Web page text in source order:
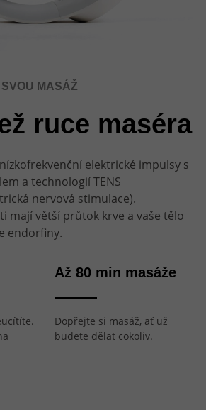
MASÁŽ
ruce maséra
elektrické impulsy s
a technologií TENS
nervová stimulace).
mají větší průtok krve a vaše tělo
endorfiny.
Až 80 min masáže
Dopřejte si masáž, ať už
budete dělat cokoliv.